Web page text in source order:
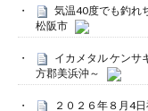
気温40度でも釣れ
松阪市
イカメタル ケン
方郡美浜沖～
２０２６年８月4